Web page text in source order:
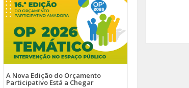
A Nova Edição do Orçamento
Participativo Está a Chegar